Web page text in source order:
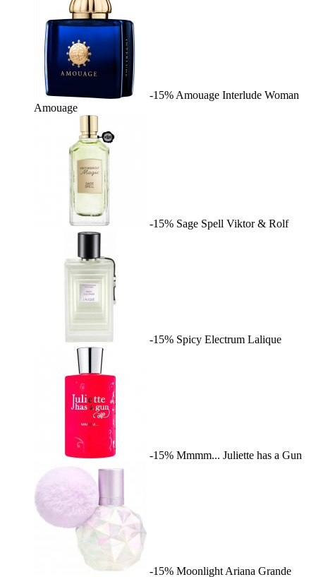
-15% Amouage Interlude Woman
Amouage
-15% Sage Spell Viktor & Rolf
-15% Spicy Electrum Lalique
-15% Mmmm... Juliette has a Gun
-15% Moonlight Ariana Grande